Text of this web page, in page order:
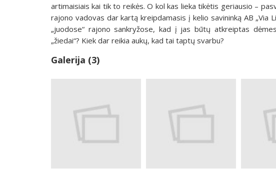
artimaisiais kai tik to reikės. O kol kas lieka tikėtis geriausio –
rajono vadovas dar kartą kreipdamasis į kelio savininką AB „Via
„juodose“ rajono sankryžose, kad į jas būtų atkreiptas
„žiedai“? Kiek dar reikia aukų, kad tai taptų svarbu?
Galerija (3)